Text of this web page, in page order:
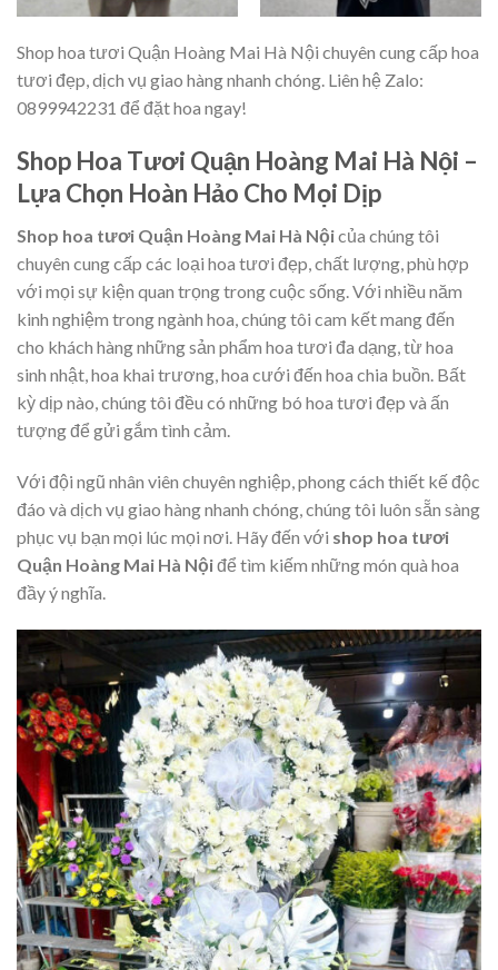
Shop hoa tươi Quận Hoàng Mai Hà Nội chuyên cung cấp hoa
tươi đẹp, dịch vụ giao hàng nhanh chóng. Liên hệ Zalo:
0899942231 để đặt hoa ngay!
Shop Hoa Tươi Quận Hoàng Mai Hà Nội –
Lựa Chọn Hoàn Hảo Cho Mọi Dịp
Shop hoa tươi Quận Hoàng Mai Hà Nộicủa chúng tôi
chuyên cung cấp các loại hoa tươi đẹp, chất lượng, phù hợp
với mọi sự kiện quan trọng trong cuộc sống. Với nhiều năm
kinh nghiệm trong ngành hoa, chúng tôi cam kết mang đến
cho khách hàng những sản phẩm hoa tươi đa dạng, từ hoa
sinh nhật, hoa khai trương, hoa cưới đến hoa chia buồn. Bất
kỳ dịp nào, chúng tôi đều có những bó hoa tươi đẹp và ấn
tượng để gửi gắm tình cảm.
Với đội ngũ nhân viên chuyên nghiệp, phong cách thiết kế độc
đáo và dịch vụ giao hàng nhanh chóng, chúng tôi luôn sẵn sàng
phục vụ bạn mọi lúc mọi nơi. Hãy đến với shop hoa tươi
Quận Hoàng Mai Hà Nộiđể tìm kiếm những món quà hoa
đầy ý nghĩa.